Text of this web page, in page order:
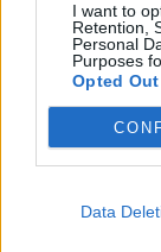
I want to
Retention,
Personal
Purposes
Opted Out
Data